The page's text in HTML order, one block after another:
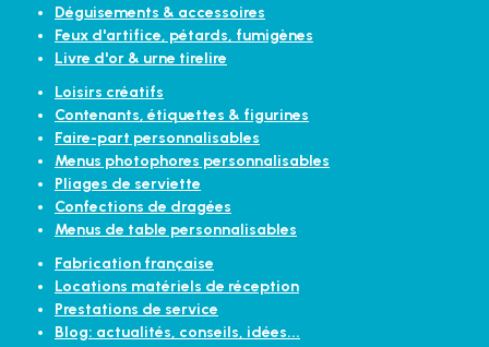
Déguisements & accessoires
Feux d'artifice, pétards, fumigènes
Livre d'or & urne tirelire
Loisirs créatifs
Contenants, étiquettes & figurines
Faire-part personnalisables
Menus photophores personnalisables
Pliages de serviette
Confections de dragées
Menus de table personnalisables
Fabrication française
Locations matériels de réception
Prestations de service
Blog: actualités, conseils, idées...